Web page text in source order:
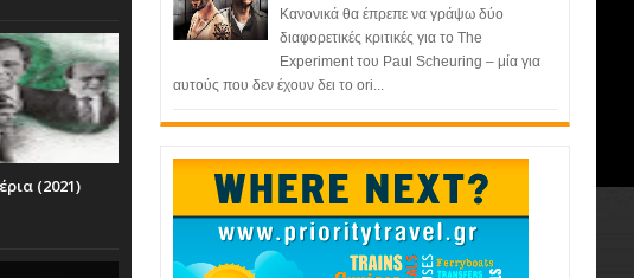
Κανονικά θα έπρεπε να γράψω δύο
διαφορετικές κριτικές για το The
Experiment του Paul Scheuring – μία για
αυτούς που δεν έχουν δει το ori...
(2021)